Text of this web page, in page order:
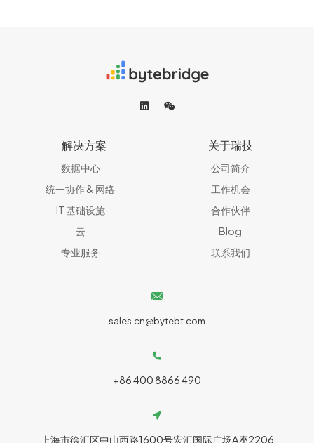
解决方案
数据中心
统一协作 & 网络​
IT 基础设施
云
专业服务
关于瑞技
公司简介
工作机会
合作伙伴
Blog
联系我们
sales.cn@bytebt.com
+86 400 8866 490
上海市徐汇区中山西路1600号宏汇国际广场A座2206